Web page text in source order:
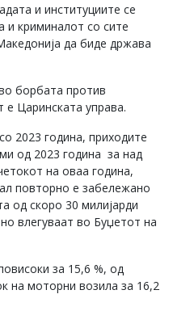
и институциите се
и криминалот со сите
да биде држава
борбата против
е Царинската управа.
2023 година, приходите
од 2023 година за над
на оваа година,
повторно е забележано
од скоро 30 милијарди
влегуваат во Буџетот на
за 15,6 %, од
на моторни возила за 16,2